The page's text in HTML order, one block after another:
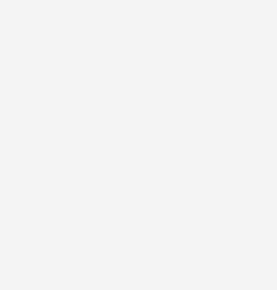
presented by HAMBURG WASSER (11. und 12. Juli 2026)
hin zu verschiedenen Open Races. Erstmals wird im Rahmen des
Phone“-Aktivierung an den Start
um den SUZUKI World Triathlon in Hamburg (11. und 12. Juli
Die Verbindung von Creator Content, Social Media und